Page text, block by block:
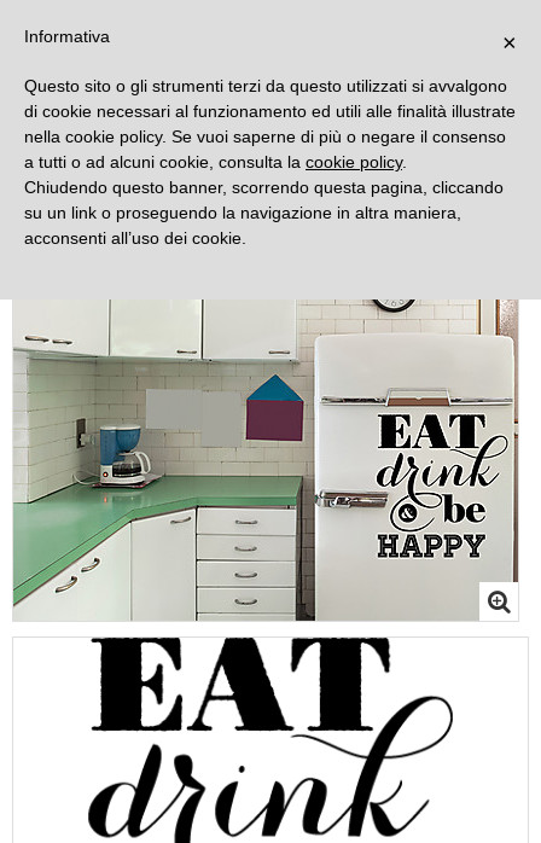
×
Informativa
Questo sito o gli strumenti terzi da questo utilizzati si avvalgono
di cookie necessari al funzionamento ed utili alle finalità illustrate
nella cookie policy. Se vuoi saperne di più o negare il consenso
a tutti o ad alcuni cookie, consulta la cookie policy.
Chiudendo questo banner, scorrendo questa pagina, cliccando
su un link o proseguendo la navigazione in altra maniera,
acconsenti all’uso dei cookie.